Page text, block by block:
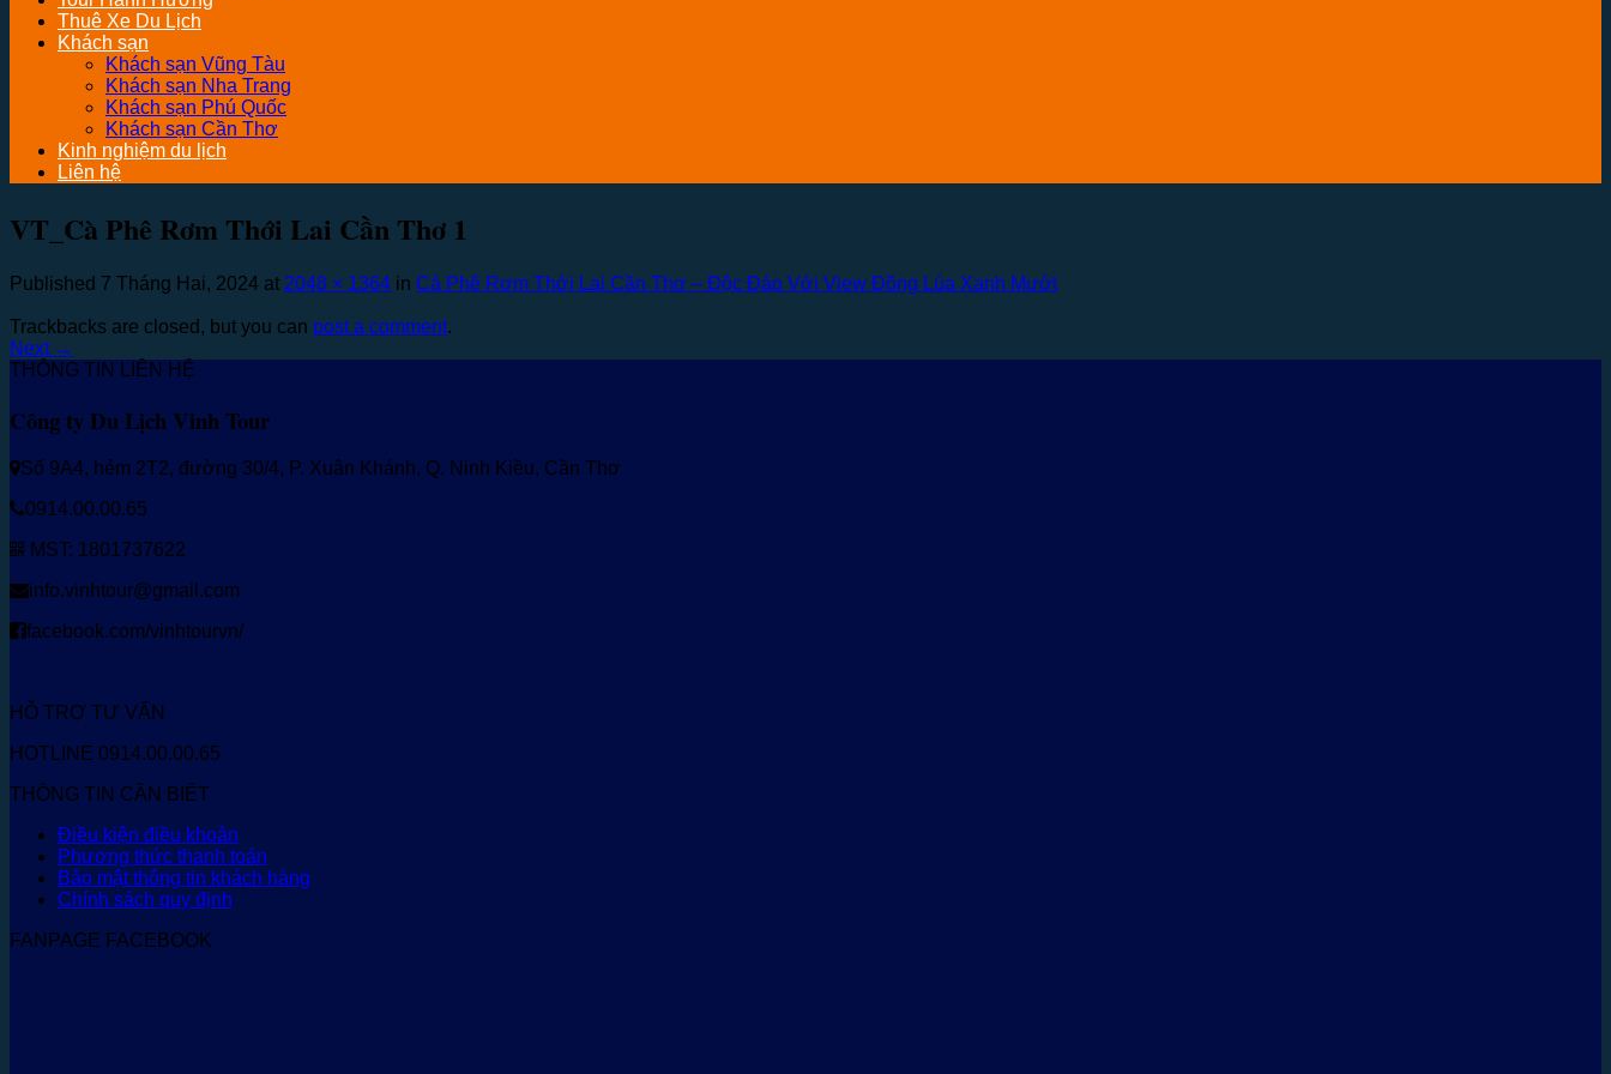
Thuê Xe Du Lịch
Khách sạn
Khách sạn Vũng Tàu
Khách sạn Nha Trang
Khách sạn Phú Quốc
Khách sạn Cần Thơ
Kinh nghiệm du lịch
Liên hệ
VT_Cà Phê Rơm Thới Lai Cần Thơ 1
Published 7 Tháng Hai, 2024 at 2048 × 1364 in Cà Phê Rơm Thới Lai Cần Thơ – Độc Đáo Với View Đồng Lúa Xanh Mướt
Trackbacks are closed, but you can post a comment.
Next →
THÔNG TIN LIÊN HỆ
Công ty Du Lịch Vinh Tour
Số 9A4, hẻm 2T2, đường 30/4, P. Xuân Khánh, Q. Ninh Kiều, Cần Thơ
0914.00.00.65
MST: 1801737622
info.vinhtour@gmail.com
facebook.com/vinhtourvn/
HỖ TRỢ TƯ VẤN
HOTLINE 0914.00.00.65
THÔNG TIN CẦN BIẾT
Điều kiện điều khoản
Phương thức thanh toán
Bảo mật thông tin khách hàng
Chính sách quy định
FANPAGE FACEBOOK